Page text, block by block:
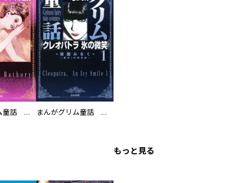
まんがグリム童話 エリザベート・バートリー まんがグリム童話 クレオパトラ氷の微笑
もっと見る